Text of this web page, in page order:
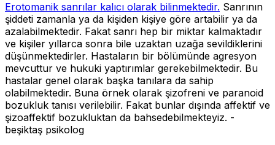
Erotomanik sanrılar kalıcı olarak bilinmektedir. Sanrının
şiddeti zamanla ya da kişiden kişiye göre artabilir ya da
azalabilmektedir. Fakat sanrı hep bir miktar kalmaktadır
ve kişiler yıllarca sonra bile uzaktan uzağa sevildiklerini
düşünmektedirler. Hastaların bir bölümünde agresyon
mevcuttur ve hukuki yaptırımlar gerekebilmektedir. Bu
hastalar genel olarak başka tanılara da sahip
olabilmektedir. Buna örnek olarak şizofreni ve paranoid
bozukluk tanısı verilebilir. Fakat bunlar dışında affektif ve
şizoaffektif bozukluktan da bahsedebilmekteyiz. -
beşiktaş psikolog